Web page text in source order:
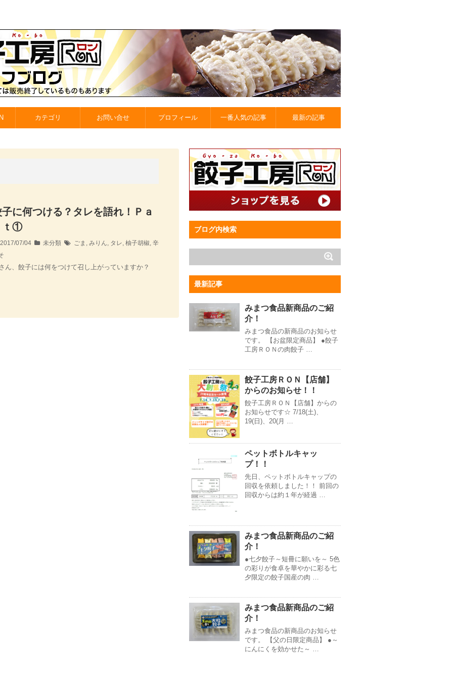
カテゴリ お問い合せ プロフィール 一番人気の記事 最新の記事
に何つける？タレを語れ！Ｐａ
ｔ①
07/04 未分類 ごま , みりん, タレ, 柚子胡椒, 辛
ん、餃子には何をつけて召し上がっていますか？
ブログ内検索
最新記事
みまつ食品新商品のご紹
介！
みまつ食品の新商品のお知らせ
です。 【お盆限定商品】 ●餃子
工房ＲＯＮの肉餃子 …
餃子工房ＲＯＮ【店舗】
からのお知らせ！！
餃子工房ＲＯＮ【店舗】からの
お知らせです☆ 7/18(土)、
19(日)、20(月 …
ペットボトルキャッ
プ！！
先日、ペットボトルキャップの
回収を依頼しました！！ 前回の
回収からは約１年が経過 …
みまつ食品新商品のご紹
介！
●七夕餃子～短冊に願いを～ 5色
の彩りが食卓を華やかに彩る七
夕限定の餃子国産の肉 …
みまつ食品新商品のご紹
介！
みまつ食品の新商品のお知らせ
です。 【父の日限定商品】 ●～
にんにくを効かせた～ …